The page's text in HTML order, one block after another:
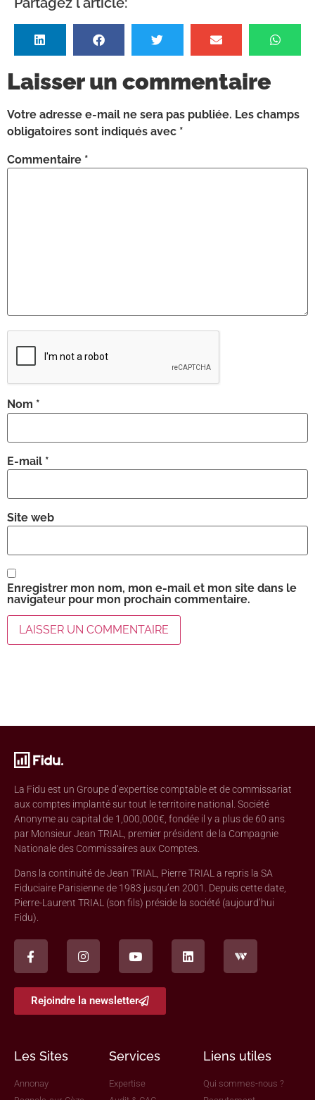
Laisser un commentaire
Votre adresse e-mail ne sera pas publiée. Les champs
obligatoires sont indiqués avec *
Commentaire *
Nom *
E-mail *
Site web
Enregistrer mon nom, mon e-mail et mon site dans le
navigateur pour mon prochain commentaire.
La Fidu est un Groupe d’expertise comptable et de commissariat
aux comptes implanté sur tout le territoire national. Société
Anonyme au capital de 1,000,000€, fondée il y a plus de 60 ans
par Monsieur Jean TRIAL, premier président de la Compagnie
Nationale des Commissaires aux Comptes.
Dans la continuité de Jean TRIAL, Pierre TRIAL a repris la SA
Fiduciaire Parisienne de 1983 jusqu’en 2001. Depuis cette date,
Pierre-Laurent TRIAL (son fils) préside la société (aujourd’hui
Fidu).
Rejoindre la newsletter
Les Sites
Annonay
Services
Expertise
Liens utiles
Qui sommes-nous ?